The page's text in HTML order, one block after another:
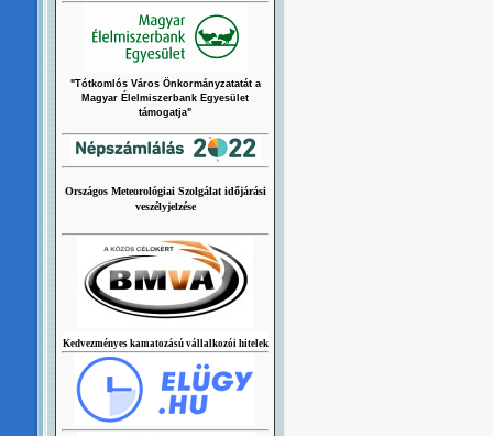
"Tótkomlós Város Önkormányzatatát a
Magyar Élelmiszerbank Egyesület
támogatja"
Országos Meteorológiai Szolgálat időjárási
veszélyjelzése
Kedvezményes kamatozású vállalkozói hitelek